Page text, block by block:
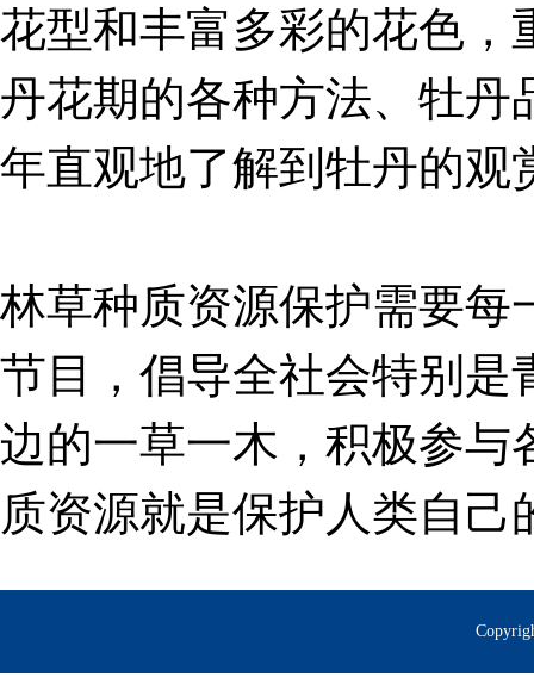
花型和丰富多彩的花色，
丹花期的各种方法、牡丹
年直观地了解到牡丹的观
林草种质资源保护需要每
节目，倡导全社会特别是
边的一草一木，积极参与
质资源就是保护人类自己